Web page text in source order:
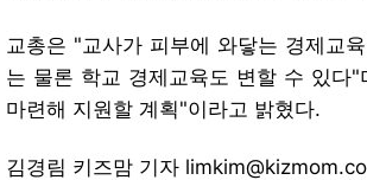
교총은 "교사가 피부에 와닿는 경제교
는 물론 학교 경제교육도 변할 수 있다
마련해 지원할 계획"이라고 밝혔다.
김경림 키즈맘 기자